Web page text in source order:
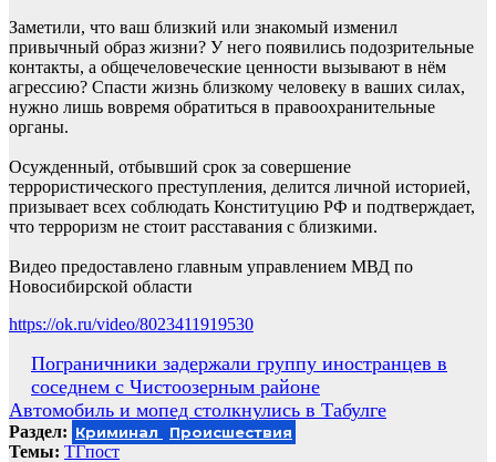
Заметили, что ваш близкий или знакомый изменил
привычный образ жизни? У него появились подозрительные
контакты, а общечеловеческие ценности вызывают в нём
агрессию? Спасти жизнь близкому человеку в ваших силах,
нужно лишь вовремя обратиться в правоохранительные
органы.
Осужденный, отбывший срок за совершение
террористического преступления, делится личной историей,
призывает всех соблюдать Конституцию РФ и подтверждает,
что терроризм не стоит расставания с близкими.
Видео предоставлено главным управлением МВД по
Новосибирской области
https://ok.ru/video/8023411919530
Навигация
по
записям
Пограничники задержали группу иностранцев в
соседнем с Чистоозерным районе
Автомобиль и мопед столкнулись в Табулге
Раздел: Криминал Происшествия
Темы: ТГпост